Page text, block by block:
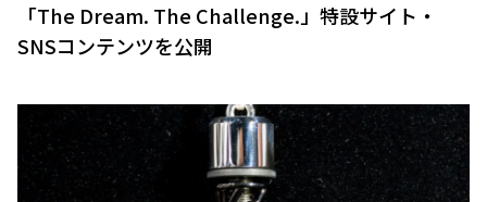
「The Dream. The Challenge.」特設サイト・
SNSコンテンツを公開